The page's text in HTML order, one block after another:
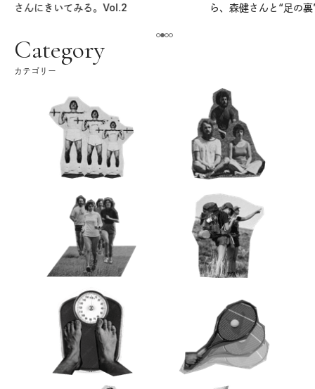
さんにきいてみる。Vol.2
ら、森健さんと“足の
Category
カテゴリー